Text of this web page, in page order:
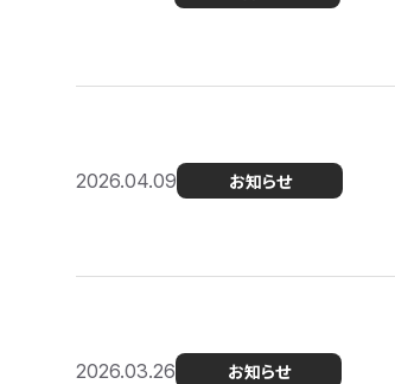
2026.04.09 お知らせ
2026.03.26 お知らせ